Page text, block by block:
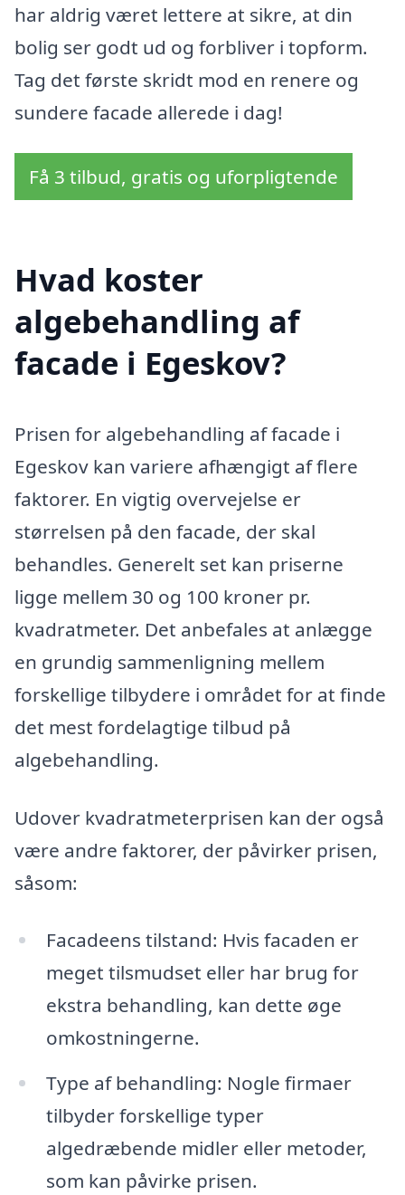
har aldrig været lettere at sikre, at din
bolig ser godt ud og forbliver i topform.
Tag det første skridt mod en renere og
sundere facade allerede i dag!
Få 3 tilbud, gratis og uforpligtende
Hvad koster
algebehandling af
facade i Egeskov?
Prisen for algebehandling af facade i
Egeskov kan variere afhængigt af flere
faktorer. En vigtig overvejelse er
størrelsen på den facade, der skal
behandles. Generelt set kan priserne
ligge mellem 30 og 100 kroner pr.
kvadratmeter. Det anbefales at anlægge
en grundig sammenligning mellem
forskellige tilbydere i området for at finde
det mest fordelagtige tilbud på
algebehandling.
Udover kvadratmeterprisen kan der også
være andre faktorer, der påvirker prisen,
såsom:
Facadeens tilstand: Hvis facaden er
meget tilsmudset eller har brug for
ekstra behandling, kan dette øge
omkostningerne.
Type af behandling: Nogle firmaer
tilbyder forskellige typer
algedræbende midler eller metoder,
som kan påvirke prisen.